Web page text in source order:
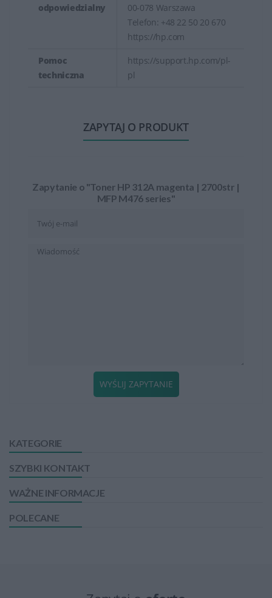
KATEGORIE
SZYBKI KONTAKT
WAŻNE INFORMACJE
POLECANE
odpowiedzialny
00-078 Warszawa
Telefon: +48 22 50 20 670
https://hp.com
Pomoc
techniczna
https://support.hp.com/pl-
pl
ZAPYTAJ O PRODUKT
Zapytanie o "Toner HP 312A magenta | 2700str |
MFP M476 series"
WYŚLIJ ZAPYTANIE